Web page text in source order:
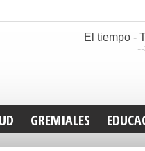
El tiempo -
GREMIALES